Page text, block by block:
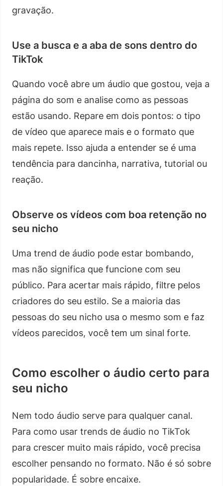
gravação.
Use a busca e a aba de sons dentro do
TikTok
Quando você abre um áudio que gostou, veja a
página do som e analise como as pessoas
estão usando. Repare em dois pontos: o tipo
de vídeo que aparece mais e o formato que
mais repete. Isso ajuda a entender se é uma
tendência para dancinha, narrativa, tutorial ou
reação.
Observe os vídeos com boa retenção no
seu nicho
Uma trend de áudio pode estar bombando,
mas não significa que funcione com seu
público. Para acertar mais rápido, filtre pelos
criadores do seu estilo. Se a maioria das
pessoas do seu nicho usa o mesmo som e faz
vídeos parecidos, você tem um sinal forte.
Como escolher o áudio certo para
seu nicho
Nem todo áudio serve para qualquer canal.
Para como usar trends de áudio no TikTok
para crescer muito mais rápido, você precisa
escolher pensando no formato. Não é só sobre
popularidade. É sobre encaixe.